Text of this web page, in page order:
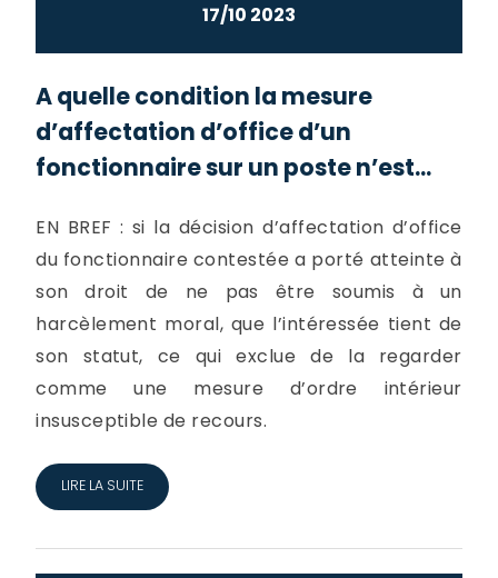
17/10 2023
A quelle condition la mesure
d’affectation d’office d’un
fonctionnaire sur un poste n’est...
EN BREF : si la décision d’affectation d’office
du fonctionnaire contestée a porté atteinte à
son droit de ne pas être soumis à un
harcèlement moral, que l’intéressée tient de
son statut, ce qui exclue de la regarder
comme une mesure d’ordre intérieur
insusceptible de recours.
LIRE LA SUITE